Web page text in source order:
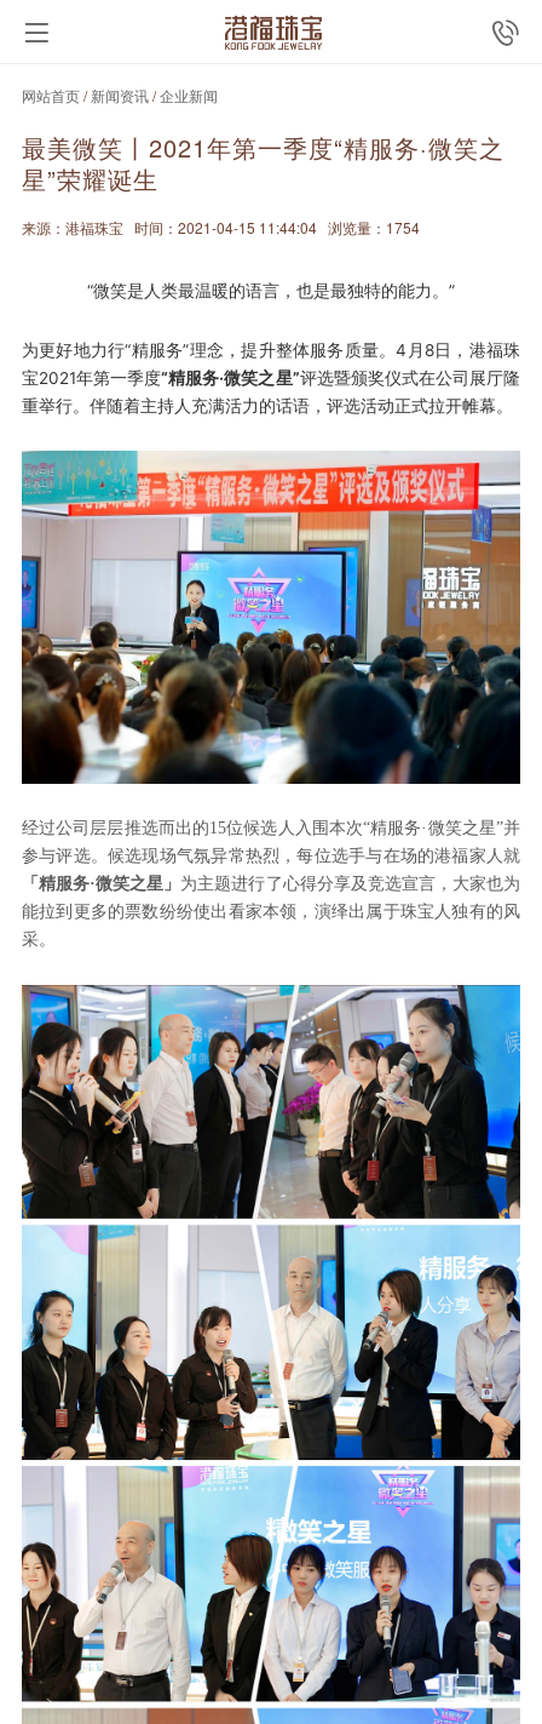
网站首页/新闻资讯/企业新闻
最美微笑丨2021年第一季度“精服务·微笑之
星”荣耀诞生
来源：港福珠宝 时间：2021-04-15 11:44:04 浏览量：1754
“微笑是人类最温暖的语言，也是最独特的能力。”
为更好地力行“精服务”理念，提升整体服务质量。4月8日，港福珠
宝2021年第一季度“精服务·微笑之星”评选暨颁奖仪式在公司展厅隆
重举行。伴随着主持人充满活力的话语，评选活动正式拉开帷幕。
经过公司层层推选而出的15位候选人入围本次“精服务·微笑之星”并
参与评选。候选现场气氛异常热烈，每位选手与在场的港福家人就
「 精服务·微笑之星」 为主题进行了心得分享及竞选宣言，大家也为
能拉到更多的票数纷纷使出看家本领，演绎出属于珠宝人独有的风
采。